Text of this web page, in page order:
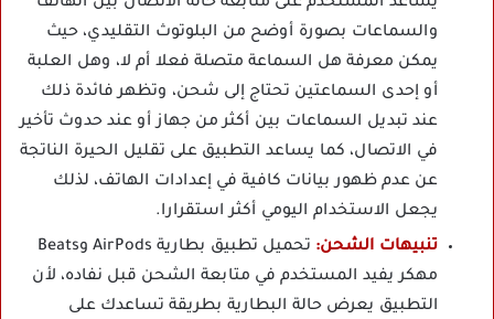
والسماعات بصورة أوضح من البلوتوث التقليدي، حيث
يمكن معرفة هل السماعة متصلة فعلا أم لا، وهل العلبة
أو إحدى السماعتين تحتاج إلى شحن، وتظهر فائدة ذلك
عند تبديل السماعات بين أكثر من جهاز أو عند حدوث تأخير
في الاتصال، كما يساعد التطبيق على تقليل الحيرة الناتجة
عن عدم ظهور بيانات كافية في إعدادات الهاتف، لذلك
يجعل الاستخدام اليومي أكثر استقرارا.
تنبيهات الشحن:
تحميل تطبيق بطارية AirPods وBeats
مهكر يفيد المستخدم في متابعة الشحن قبل نفاده، لأن
التطبيق يعرض حالة البطارية بطريقة تساعدك على